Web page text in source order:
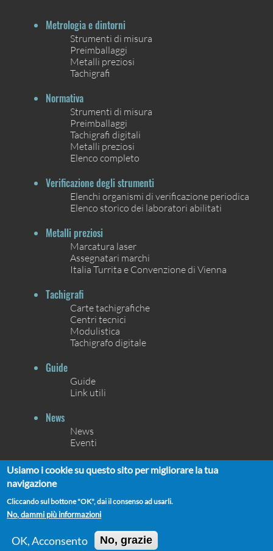
Metrologia e dintorni
Strumenti di misura
Preimballaggi
Metalli preziosi
Tachigrafi
Normativa
Strumenti di misura
Preimballaggi
Tachigrafi digitali
Metalli preziosi
Elenco completo
Verificazione degli strumenti
Elenchi organismi di verificazione periodica
Elenco storico dei laboratori abilitati
Metalli preziosi
Marcatura laser
Assegnatari marchi
Italia Turrita e Convenzione di Vienna
Tachigrafi
Carte tachigrafiche
Centri tecnici
Modulistica
Tachigrafo digitale
Guide
Guide
Link utili
News
News
Eventi
Contatti
UNIONCAMERE ©2021
Usiamo i cookie su questo sito per migliorare la tua
navigazione
Cliccando sul bottone "OK", dai il consenso ad usarli.
No, dammi più informazioni
OK, Acconsento No, grazie